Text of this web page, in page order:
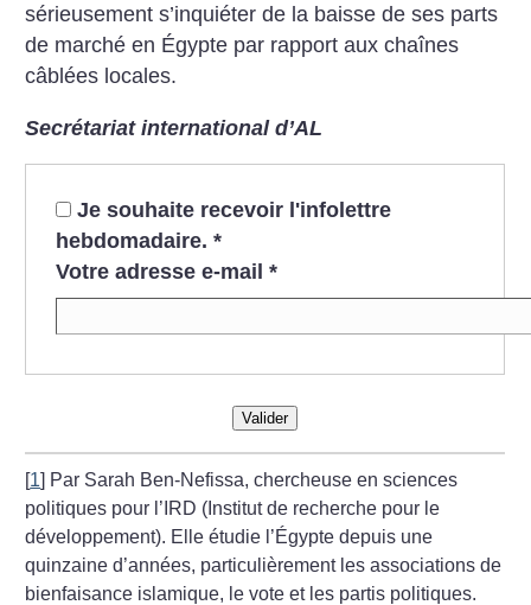
sérieusement s’inquiéter de la baisse de ses parts
de marché en Égypte par rapport aux chaînes
câblées locales.
Secrétariat international d’AL
Je souhaite recevoir l'infolettre
hebdomadaire. *
Votre adresse e-mail *
Valider
[1] Par Sarah Ben-Nefissa, chercheuse en sciences
politiques pour l’IRD (Institut de recherche pour le
développement). Elle étudie l’Égypte depuis une
quinzaine d’années, particulièrement les associations de
bienfaisance islamique, le vote et les partis politiques.